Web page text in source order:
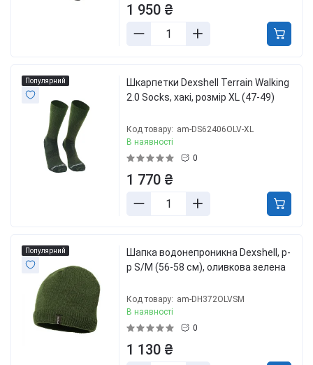
1 950 ₴
Популярний
Шкарпетки Dexshell Terrain Walking
2.0 Socks, хакі, розмір XL (47-49)
Код товару: am-DS62406OLV-XL
В наявності
0
1 770 ₴
Популярний
Шапка водонепроникна Dexshell, р-
р S/M (56-58 см), оливкова зелена
Код товару: am-DH372OLVSM
В наявності
0
1 130 ₴